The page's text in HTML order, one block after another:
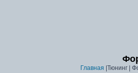
Главная |Тюнинг |